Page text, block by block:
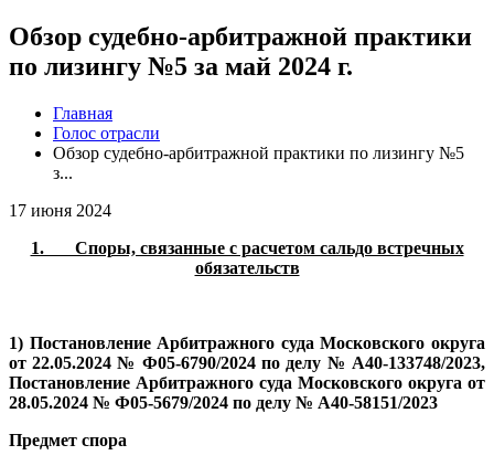
Обзор судебно-арбитражной практики
по лизингу №5 за май 2024 г.
Главная
Голос отрасли
Обзор судебно-арбитражной практики по лизингу №5
з...
17 июня 2024
1. Споры, связанные с расчетом сальдо встречных
обязательств
1) Постановление Арбитражного суда Московского округа
от 22.05.2024 № Ф05-6790/2024 по делу № А40-133748/2023,
Постановление Арбитражного суда Московского округа от
28.05.2024 № Ф05-5679/2024 по делу № А40-58151/2023
Предмет спора